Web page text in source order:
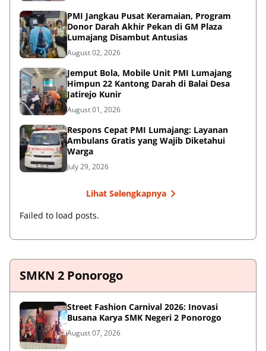
PMI Jangkau Pusat Keramaian, Program
Donor Darah Akhir Pekan di GM Plaza
Lumajang Disambut Antusias
August 02, 2026
Jemput Bola, Mobile Unit PMI Lumajang
Himpun 22 Kantong Darah di Balai Desa
Jatirejo Kunir
August 01, 2026
Respons Cepat PMI Lumajang: Layanan
Ambulans Gratis yang Wajib Diketahui
Warga
July 29, 2026
Lihat Selengkapnya
Failed to load posts.
SMKN 2 Ponorogo
Street Fashion Carnival 2026: Inovasi
Busana Karya SMK Negeri 2 Ponorogo
August 07, 2026